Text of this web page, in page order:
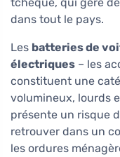
tchèque, qui gère
dans tout le pays.
Les batteries de
électriques – les
constituent une
volumineux, lourds
présente un risque
retrouver dans un
les ordures